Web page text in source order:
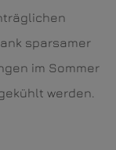
sparsamer
im Sommer
werden.